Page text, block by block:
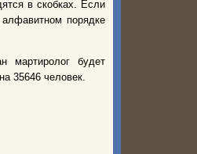
в скобках. Если
порядке
мартиролог будет
35646 человек.